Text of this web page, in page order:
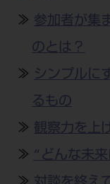
≫ 参加者が集
のとは？
≫ シンプルに
るもの
≫ 観察力を上
≫ “どんな未
CADデータ
中古医療機器
添付文書の電
オンラインカ
モリタ友の会
モリタ友の会
お客様の声へ
商品感動体験
BLOG
Q&A
修理・メンテ
モリタ関連イ
学会・研究会
無料会員のご
会員登録
ログイン
院内ツア
デンタルマガ
ビデオライブ
支店営業所
公式SNS一覧
ビバリーくん
ショールーム
Dental Plaza
Dental Plaza
MDSC